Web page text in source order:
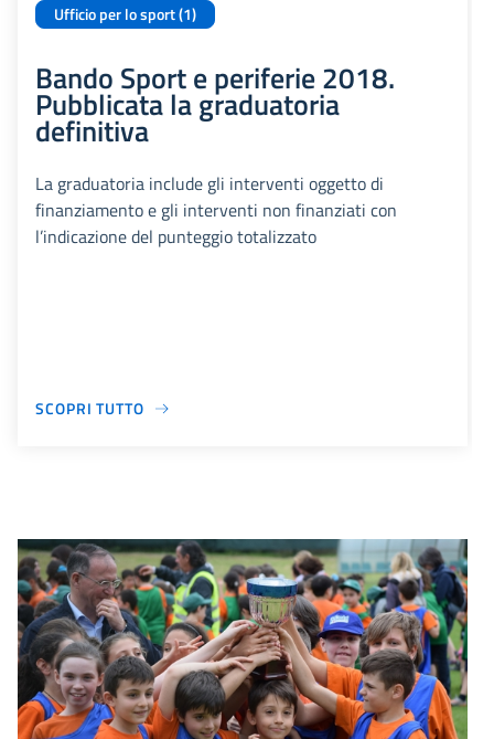
Ufficio per lo sport (1)
Bando Sport e periferie 2018.
Pubblicata la graduatoria
definitiva
La graduatoria include gli interventi oggetto di
finanziamento e gli interventi non finanziati con
l’indicazione del punteggio totalizzato
SCOPRI TUTTO